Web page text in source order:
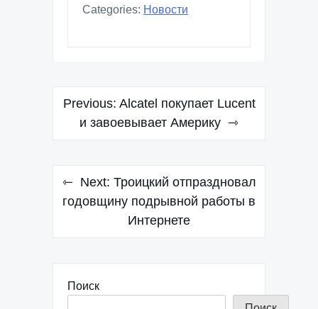
Categories: Новости
Навигация
Previous: Alcatel покупает Lucent
и завоевывает Америку
Next: Троицкий отпраздновал
годовщину подрывной работы в
Интернете
Поиск